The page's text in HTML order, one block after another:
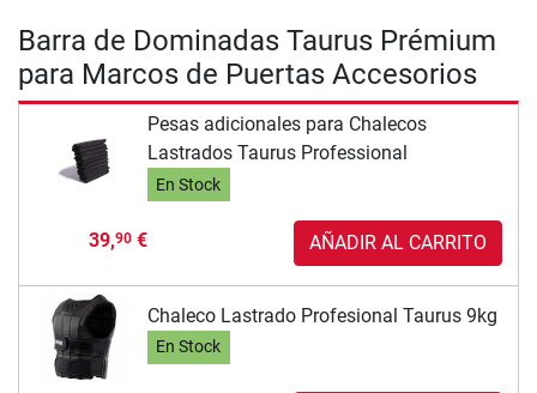
Barra de Dominadas Taurus Prémium
para Marcos de Puertas Accesorios
Pesas adicionales para Chalecos
Lastrados Taurus Professional
En Stock
39,90€ AÑADIR AL CARRITO
Chaleco Lastrado Profesional Taurus 9kg
En Stock